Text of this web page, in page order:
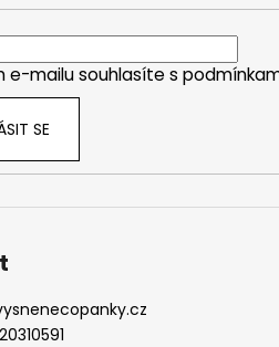
e-mailu souhlasíte s
SE